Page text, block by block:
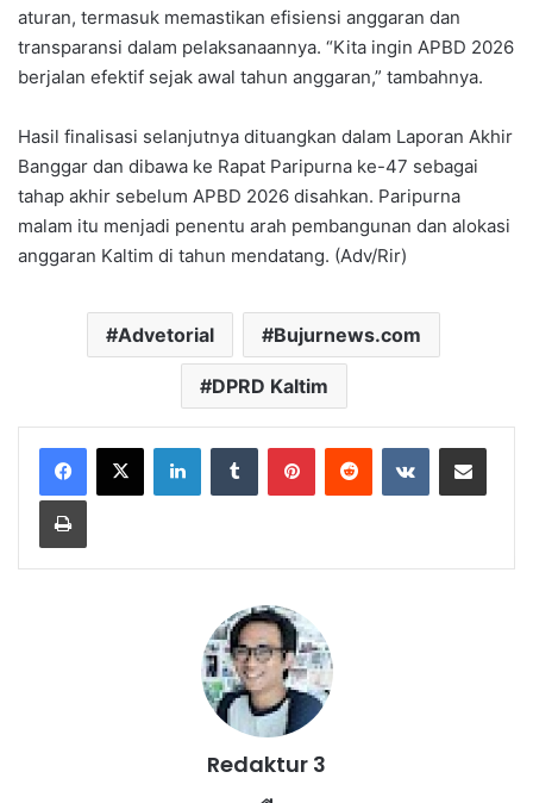
aturan, termasuk memastikan efisiensi anggaran dan
transparansi dalam pelaksanaannya. “Kita ingin APBD 2026
berjalan efektif sejak awal tahun anggaran,” tambahnya.
Hasil finalisasi selanjutnya dituangkan dalam Laporan Akhir
Banggar dan dibawa ke Rapat Paripurna ke-47 sebagai
tahap akhir sebelum APBD 2026 disahkan. Paripurna
malam itu menjadi penentu arah pembangunan dan alokasi
anggaran Kaltim di tahun mendatang. (Adv/Rir)
Advetorial Bujurnews.com
DPRD Kaltim
LinkedInTumblr PinterestReddit VKontakteShare via Email
Print
Redaktur 3